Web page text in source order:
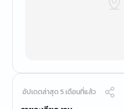
อัปเดตล่าสุด 5 เดือนที่แล้ว